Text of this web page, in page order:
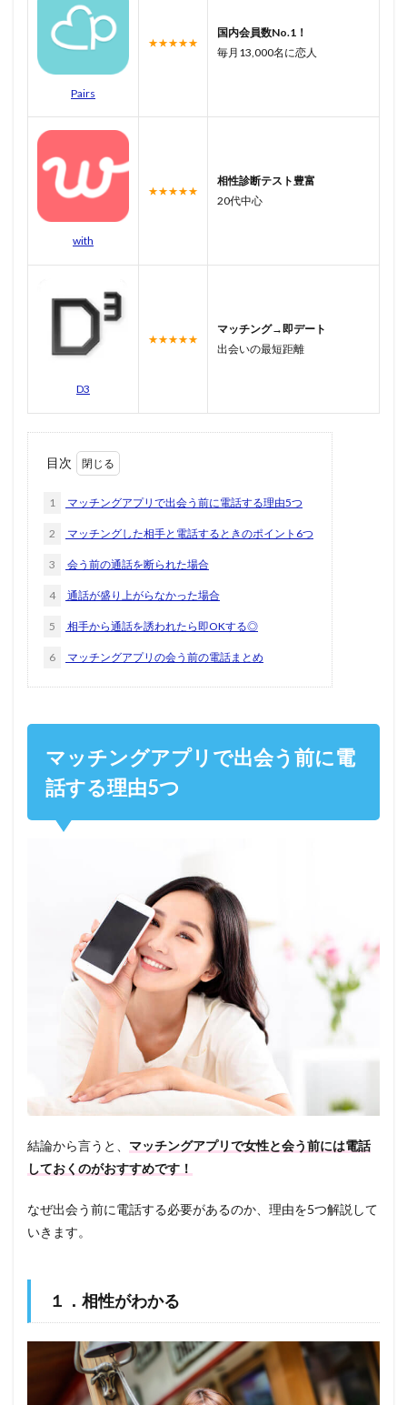
Pairs
★★★★★
国内会員数No.1！
毎月13,000名に恋人
with
★★★★★
相性診断テスト豊富
20代中心
D3
★★★★★
マッチング→即デート
出会いの最短距離
目次
1 マッチングアプリで出会う前に電話する理由5つ
2 マッチングした相手と電話するときのポイント6つ
3 会う前の通話を断られた場合
4 通話が盛り上がらなかった場合
5 相手から通話を誘われたら即OKする◎
6 マッチングアプリの会う前の電話まとめ
マッチングアプリで出会う前に電
話する理由5つ
結論から言うと、 マッチングアプリで女性と会う前には電話
しておくのがおすすめです！
なぜ出会う前に電話する必要があるのか、理由を5つ解説して
いきます。
１．相性がわかる